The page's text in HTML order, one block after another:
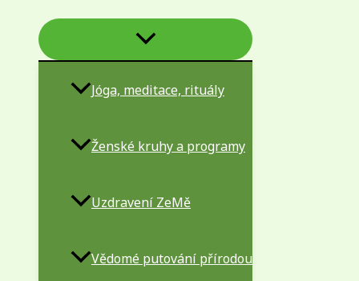
PŘEPÍNAČ
MENU
Jóga, meditace, rituály
Ženské kruhy a programy
Uzdravení ZeMě
Vědomé putování přírodou